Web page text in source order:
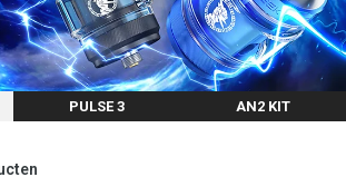
PULSE 3 AN2 KIT